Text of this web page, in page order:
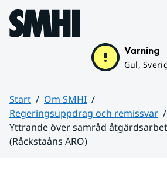
Hoppa till sidans innehåll
Varning
Gul,
Start
Om SMHI
Regeringsuppdrag och remissvar
Yttrande över samråd
(Råckstaåns ARO)